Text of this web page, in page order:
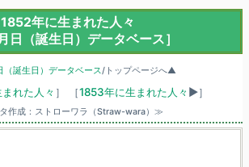
1852年に生まれた人々
日（誕生日）データベース］
（誕生日）データベース/トップページへ▲
れた人々 ］ ［1853年に生まれた人々 ▶］
作成：ストローワラ（Straw-wara）≫